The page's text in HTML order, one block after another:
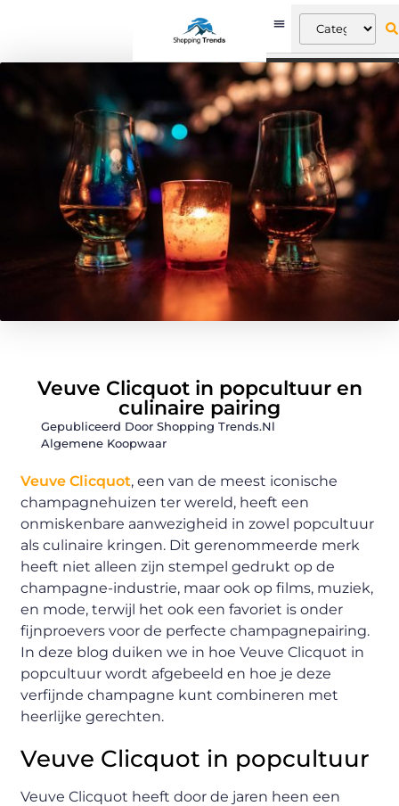
Veuve Clicquot in popcultuur en
culinaire pairing
Gepubliceerd Door Shopping Trends.nl
Algemene Koopwaar
Veuve Clicquot, een van de meest iconische
champagnehuizen ter wereld, heeft een
onmiskenbare aanwezigheid in zowel popcultuur
als culinaire kringen. Dit gerenommeerde merk
heeft niet alleen zijn stempel gedrukt op de
champagne-industrie, maar ook op films, muziek,
en mode, terwijl het ook een favoriet is onder
fijnproevers voor de perfecte champagnepairing.
In deze blog duiken we in hoe Veuve Clicquot in
popcultuur wordt afgebeeld en hoe je deze
verfijnde champagne kunt combineren met
heerlijke gerechten.
Veuve Clicquot in popcultuur
Veuve Clicquot heeft door de jaren heen een